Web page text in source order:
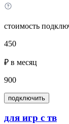
стоимость
450
₽ в месяц
900
подключить
для игр с тв